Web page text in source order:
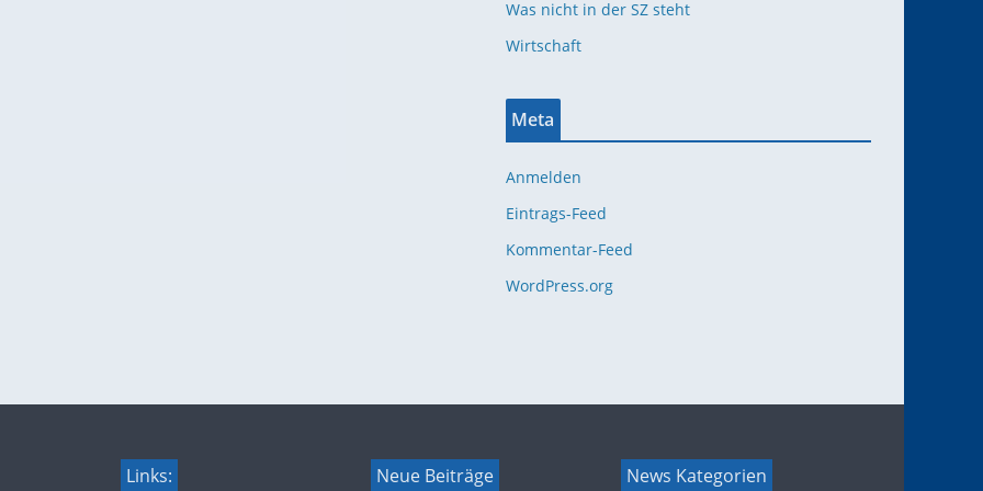
Was nicht in der SZ steht
Wirtschaft
Meta
Anmelden
Eintrags-Feed
Kommentar-Feed
WordPress.org
Links: Neue Beiträge News Kategorien